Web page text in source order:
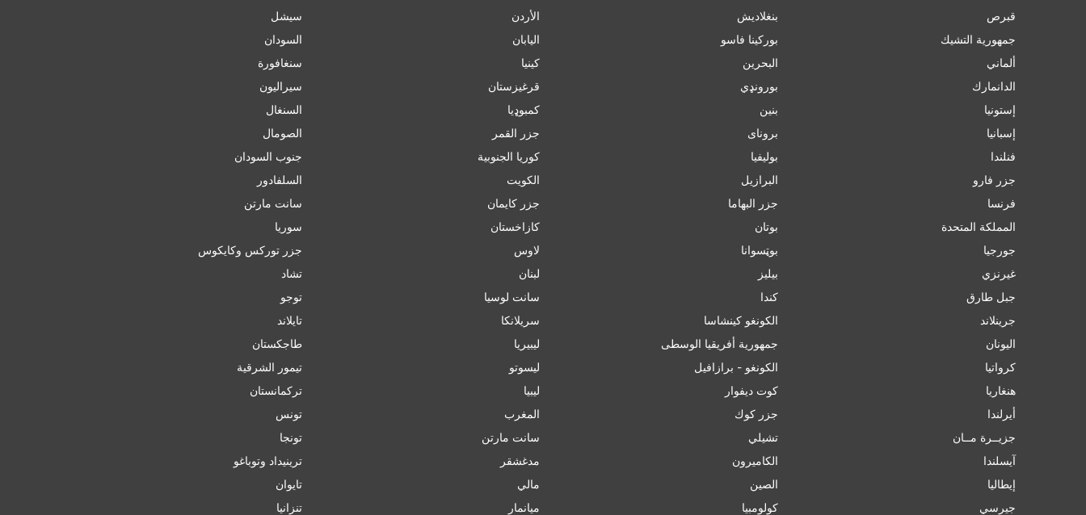
قبرص
جمهورية التشيك
ألماني
الدانمارك
إستونيا
إسبانيا
فنلندا
جزر فارو
فرنسا
المملكة المتحدة
جورجيا
غيرنزي
جبل طارق
جرينلاند
اليونان
كرواتيا
هنغاريا
أيرلندا
جزيــرة مــان
آيسلندا
إﯾﻄﺎﻟﯿﺎ
جيرسي
بنغلاديش
بورکینا فاسو
البحرين
بورونډي
بنين
برونای
بوليفيا
البرازيل
جزر البهاما
بوتان
بوټسوانا
بيليز
ﻛﻨﺪا
الكونغو كينشاسا
جمهورية أفريقيا الوسطى
الكونغو - برازافيل
كوت ديفوار
جزر كوك
تشيلي
الكاميرون
الصين
کولومبیا
الأردن
اليابان
كينيا
قرغيزستان
کمبوډیا
جزر القمر
كوريا الجنوبية
الكويت
جزر كايمان
كازاخستان
لاوس
لبنان
سانت لوسيا
سريلانكا
ليبيريا
ليسوتو
ليبيا
المغرب
سانت مارتن
مدغشقر
مالي
ميانمار
سيشل
السودان
سنغافورة
سيراليون
السنغال
الصومال
جنوب السودان
السلفادور
سانت مارتن
سوريا
جزر توركس وكايكوس
تشاد
توجو
تايلاند
طاجكستان
تيمور الشرقية
تركمانستان
تونس
تونجا
ترينيداد وتوباغو
تايوان
تنزانيا